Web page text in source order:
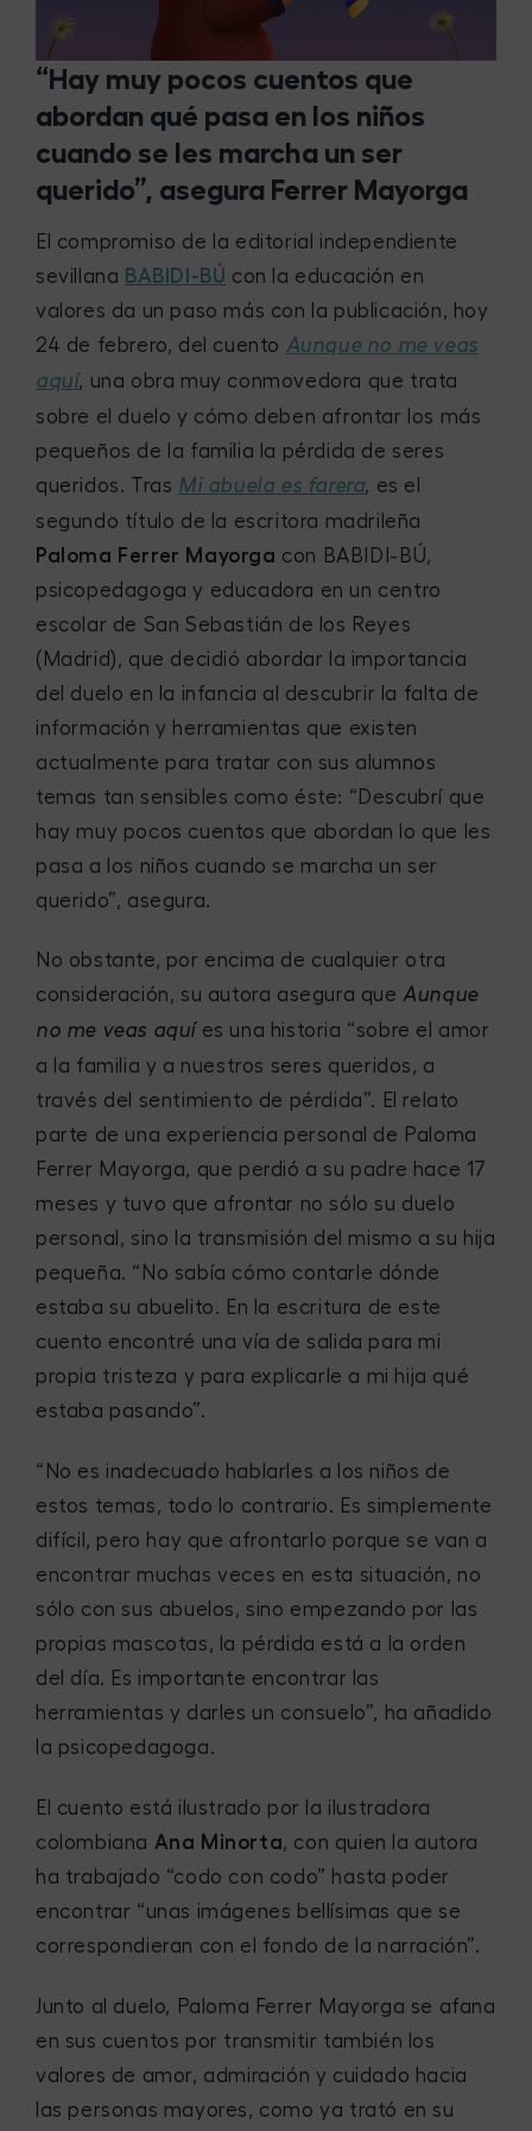
“Hay muy pocos cuentos que
abordan qué pasa en los niños
cuando se les marcha un ser
querido”, asegura Ferrer Mayorga
El compromiso de la editorial independiente
sevillana BABIDI-BÚ con la educación en
valores da un paso más con la publicación, hoy
24 de febrero, del cuento Aunque no me veas
aquí, una obra muy conmovedora que trata
sobre el duelo y cómo deben afrontar los más
pequeños de la familia la pérdida de seres
queridos. Tras Mi abuela es farera, es el
segundo título de la escritora madrileña
Paloma Ferrer Mayorga con BABIDI-BÚ,
psicopedagoga y educadora en un centro
escolar de San Sebastián de los Reyes
(Madrid), que decidió abordar la importancia
del duelo en la infancia al descubrir la falta de
información y herramientas que existen
actualmente para tratar con sus alumnos
temas tan sensibles como éste: “Descubrí que
hay muy pocos cuentos que abordan lo que les
pasa a los niños cuando se marcha un ser
querido”, asegura.
No obstante, por encima de cualquier otra
consideración, su autora asegura que Aunque
no me veas aquí es una historia “sobre el amor
a la familia y a nuestros seres queridos, a
través del sentimiento de pérdida”. El relato
parte de una experiencia personal de Paloma
Ferrer Mayorga, que perdió a su padre hace 17
meses y tuvo que afrontar no sólo su duelo
personal, sino la transmisión del mismo a su hija
pequeña. “No sabía cómo contarle dónde
estaba su abuelito. En la escritura de este
cuento encontré una vía de salida para mi
propia tristeza y para explicarle a mi hija qué
estaba pasando”.
“No es inadecuado hablarles a los niños de
estos temas, todo lo contrario. Es simplemente
difícil, pero hay que afrontarlo porque se van a
encontrar muchas veces en esta situación, no
sólo con sus abuelos, sino empezando por las
propias mascotas, la pérdida está a la orden
del día. Es importante encontrar las
herramientas y darles un consuelo”, ha añadido
la psicopedagoga.
El cuento está ilustrado por la ilustradora
colombiana Ana Minorta, con quien la autora
ha trabajado “codo con codo” hasta poder
encontrar “unas imágenes bellísimas que se
correspondieran con el fondo de la narración”.
Junto al duelo, Paloma Ferrer Mayorga se afana
en sus cuentos por transmitir también los
valores de amor, admiración y cuidado hacia
las personas mayores, como ya trató en su